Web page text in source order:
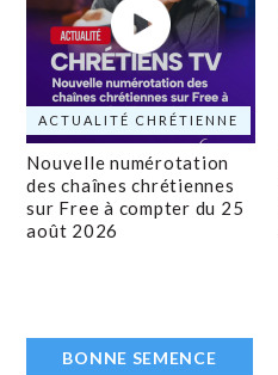
ACTUALITÉ CHRÉTIENNE
Nouvelle numérotation
des chaînes chrétiennes
sur Free à compter du 25
août 2026
BONNE SEMENCE